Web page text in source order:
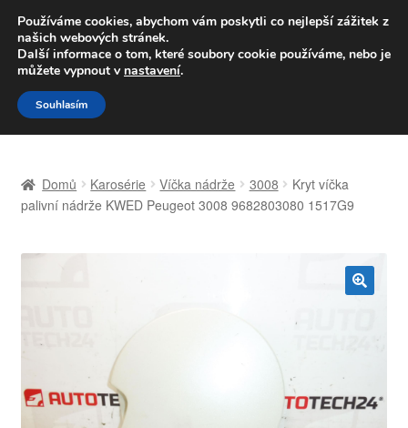
DOPRAVA od 139,-Kč
Volejte po-pá 9-16 704 494 494
Přeskočit
na
navigaci
Přejít
k
obsahu
Celosvětová doprava
Košík
Můj účet
Domů Karosérie Víčka nádrže 3008
Kryt víčka
palivní nádrže KWED Peugeot 3008 9682803080 1517G9
Používáme cookies, abychom vám poskytli co nejlepší zážitek z
našich webových stránek.
Další informace o tom, které soubory cookie používáme, nebo je
můžete vypnout v nastavení.
Souhlasím